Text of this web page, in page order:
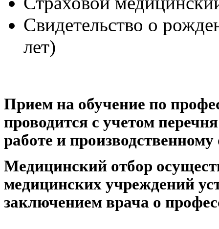
Свидетельство о
лет)
Прием на обучение по
проводится с учетом
работе и
Медицинский отбор
медицинских учреждений
заключением врача о